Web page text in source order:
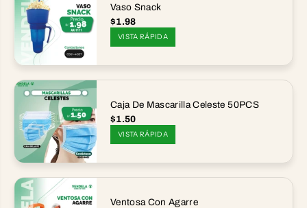
Vaso Snack
$1.98
VISTA RÁPIDA
Caja De Mascarilla Celeste 50PCS
$1.50
VISTA RÁPIDA
Ventosa Con Agarre